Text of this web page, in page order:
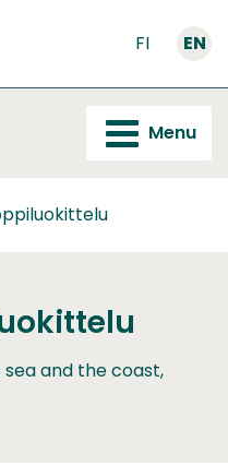
FI EN
Menu
sea and the coast,